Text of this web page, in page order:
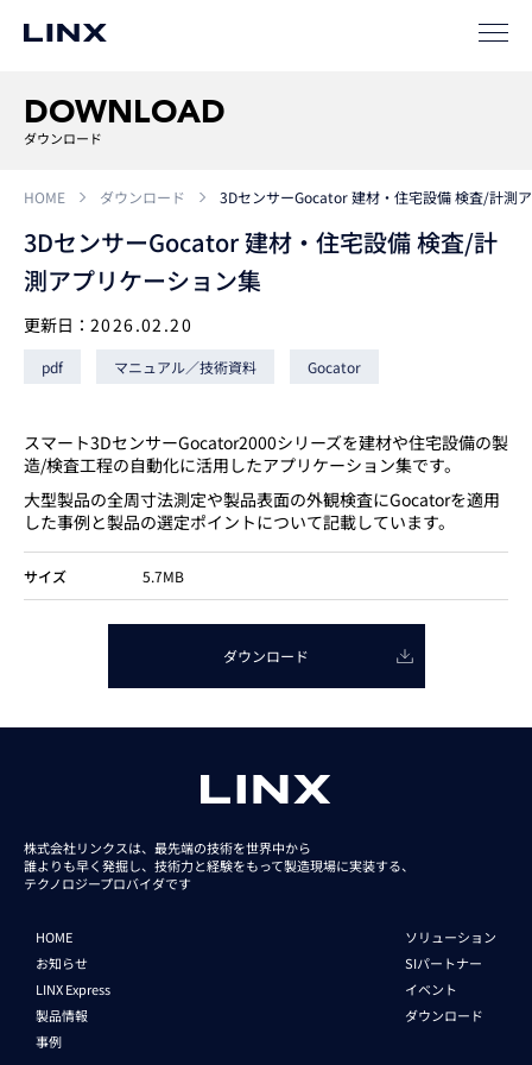
事例
SIパートナー
新卒採用 中途採用
DOWNLOAD
ダウンロード
HOME ダウンロード 3DセンサーGocator 建材・住宅設備 検査/計測
3DセンサーGocator 建材・住宅設備 検査/計
測アプリケーション集
更新日： 2026.02.20
pdf マニュアル／技術資料 Gocator
スマート3DセンサーGocator2000シリーズを建材や住宅設備の製
造/検査工程の自動化に活用したアプリケーション集です。
大型製品の全周寸法測定や製品表面の外観検査にGocatorを適用
した事例と製品の選定ポイントについて記載しています。
サイズ 5.7MB
ダウンロード
株式会社リンクスは、最先端の技術を世界中から
誰よりも早く発掘し、技術力と経験をもって製造現場に実装する、
テクノロジープロバイダです
HOME
お知らせ
LINX Express
製品情報
事例
ソリューション
SIパートナー
イベント
ダウンロード